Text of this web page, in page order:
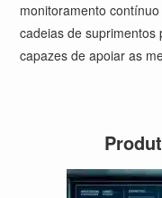
monitoramento
cadeias de
capazes de apoiar as